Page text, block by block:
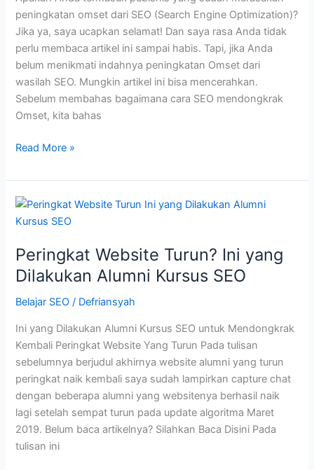
peningkatan omset dari SEO (Search Engine Optimization)?
Jika ya, saya ucapkan selamat! Dan saya rasa Anda tidak
perlu membaca artikel ini sampai habis. Tapi, jika Anda
belum menikmati indahnya peningkatan Omset dari
wasilah SEO. Mungkin artikel ini bisa mencerahkan.
Sebelum membahas bagaimana cara SEO mendongkrak
Omset, kita bahas
Begini
SEO
Mendongkrak
Omset
Anda
Read More »
Peringkat Website Turun? Ini yang
Dilakukan Alumni Kursus SEO
Belajar SEO / Defriansyah
Ini yang Dilakukan Alumni Kursus SEO untuk Mendongkrak
Kembali Peringkat Website Yang Turun Pada tulisan
sebelumnya berjudul akhirnya website alumni yang turun
peringkat naik kembali saya sudah lampirkan capture chat
dengan beberapa alumni yang websitenya berhasil naik
lagi setelah sempat turun pada update algoritma Maret
2019. Belum baca artikelnya? Silahkan Baca Disini Pada
tulisan ini